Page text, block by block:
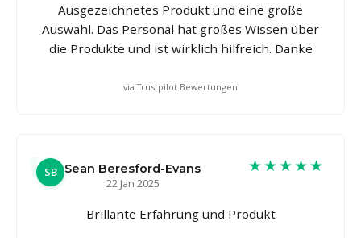
Ausgezeichnetes Produkt und eine große
Auswahl. Das Personal hat großes Wissen über
die Produkte und ist wirklich hilfreich. Danke
via Trustpilot Bewertungen
SB Sean Beresford-Evans
22 Jan 2025
★★★★★
Brillante Erfahrung und Produkt